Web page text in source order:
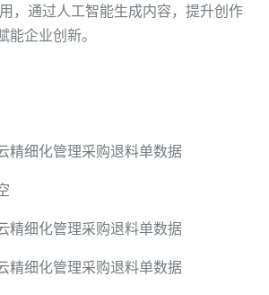
，通过人工智能生成内容，提升创作
企业创新。
精细化管理采购退料单数据
精细化管理采购退料单数据
精细化管理采购退料单数据